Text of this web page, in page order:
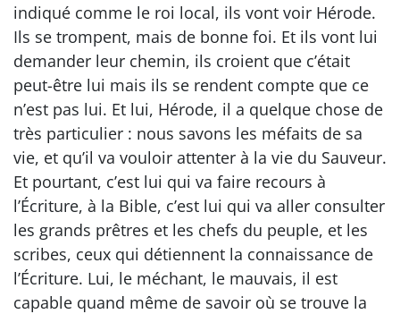
indiqué comme le roi local, ils vont voir Hérode.
Ils se trompent, mais de bonne foi. Et ils vont lui
demander leur chemin, ils croient que c’était
peut-être lui mais ils se rendent compte que ce
n’est pas lui. Et lui, Hérode, il a quelque chose de
très particulier : nous savons les méfaits de sa
vie, et qu’il va vouloir attenter à la vie du Sauveur.
Et pourtant, c’est lui qui va faire recours à
l’Écriture, à la Bible, c’est lui qui va aller consulter
les grands prêtres et les chefs du peuple, et les
scribes, ceux qui détiennent la connaissance de
l’Écriture. Lui, le méchant, le mauvais, il est
capable quand même de savoir où se trouve la